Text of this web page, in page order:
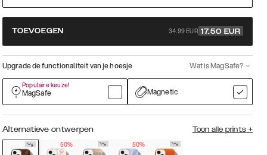
TOEVOEGEN 34.99 EUR 17.50 EUR
Upgrade de functionaliteit van je hoesje Wat is MagSafe?
Populaire keuze!
MagSafe Magnetic
Alternatieve ontwerpen Toon alle prints +
50%
50%